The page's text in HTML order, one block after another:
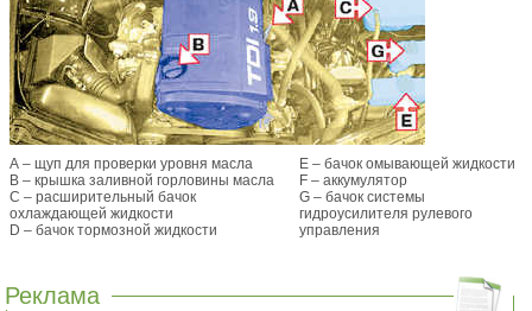
А – щуп для проверки уровня масла
В – крышка заливной горловины масла
С – расширительный бачок
охлаждающей жидкости
D – бачок тормозной жидкости
E – бачок омывающей жидкости
F – аккумулятор
G – бачок системы
гидроусилителя рулевого
управления
Реклама